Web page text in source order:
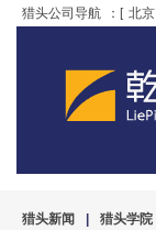
猎头公司导航 ：[ 北京
猎头新闻 猎头学院